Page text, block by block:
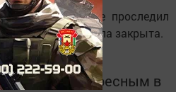
того, кто не проследил
будка была закрыта.
и интересным в